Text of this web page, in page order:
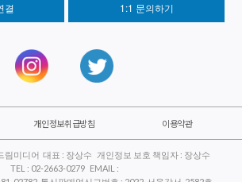
결 1:1 문의하기
개인정보취급방침 이용약관
림미디어 대표 : 장상수 개인정보 보호 책임자 : 장상수
TEL : 02-2663-0279 EMAIL :